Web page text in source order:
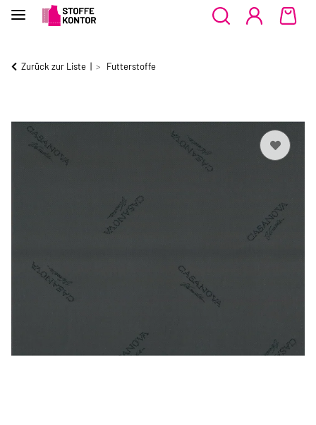
Zurück zur Liste Futterstoffe